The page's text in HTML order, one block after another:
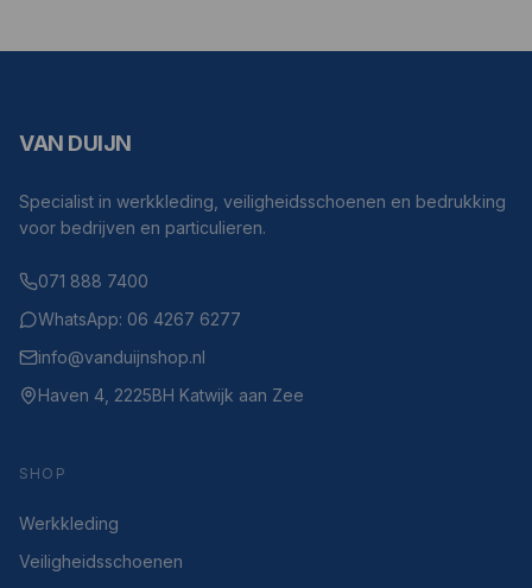
VAN DUIJN
Specialist in werkkleding, veiligheidsschoenen en bedrukking
voor bedrijven en particulieren.
071 888 7400
WhatsApp: 06 4267 6277
info@vanduijnshop.nl
Haven 4, 2225BH Katwijk aan Zee
SHOP
Werkkleding
Veiligheidsschoenen